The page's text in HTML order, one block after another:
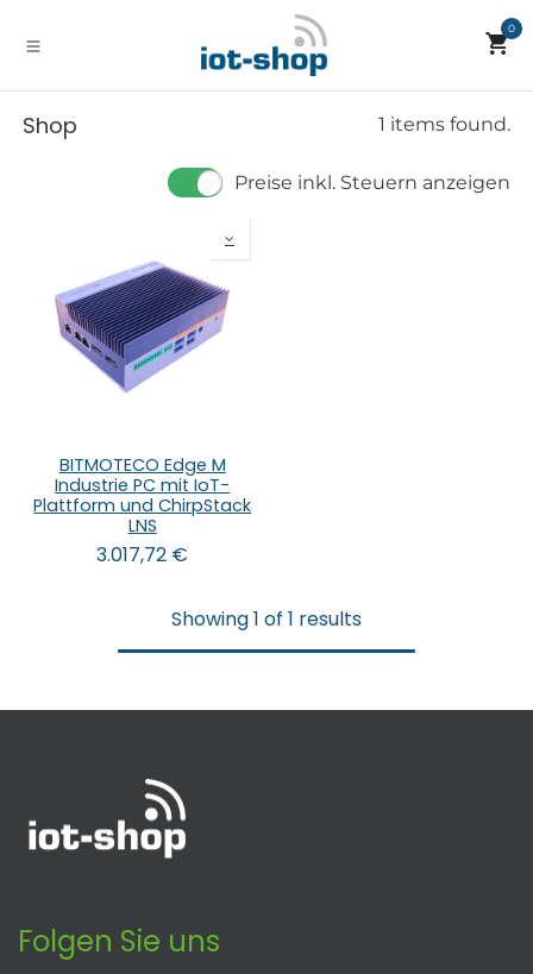
0
Shop 1 items found.
Preise inkl. Steuern anzeigen
BITMOTECO Edge M
Industrie PC mit IoT-
Plattform und ChirpStack
LNS
3.017,72 €
Showing 1 of 1 results
Folgen Sie uns